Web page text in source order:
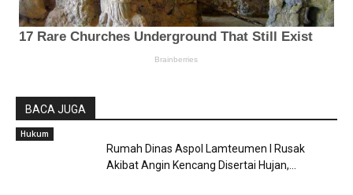
BACA JUGA
Hukum
Rumah Dinas Aspol Lamteumen I Rusak
Akibat Angin Kencang Disertai Hujan,...